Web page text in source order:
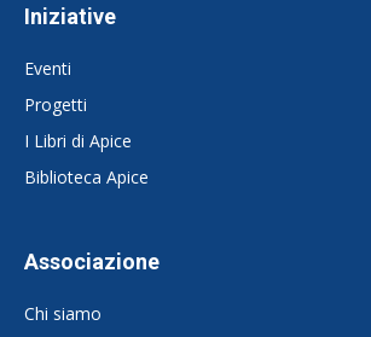
Iniziative
Eventi
Progetti
I Libri di Apice
Biblioteca Apice
Associazione
Chi siamo